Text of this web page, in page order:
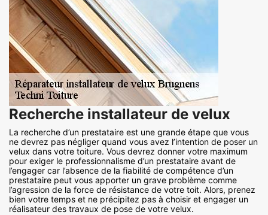
Recherche installateur de velux
La recherche d’un prestataire est une grande étape que vous
ne devrez pas négliger quand vous avez l’intention de poser un
velux dans votre toiture. Vous devrez donner votre maximum
pour exiger le professionnalisme d’un prestataire avant de
l’engager car l’absence de la fiabilité de compétence d’un
prestataire peut vous apporter un grave problème comme
l’agression de la force de résistance de votre toit. Alors, prenez
bien votre temps et ne précipitez pas à choisir et engager un
réalisateur des travaux de pose de votre velux.